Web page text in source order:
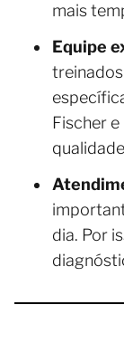
mais
Equipe
Fischer
dia. Por